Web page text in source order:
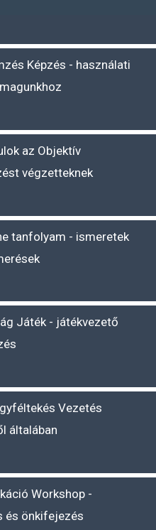
Képzés - használati
az Objektív
végzetteknek
tanfolyam - ismeretek
Játék - játékvezető
Vezetés
általában
Workshop -
és önkifejezés